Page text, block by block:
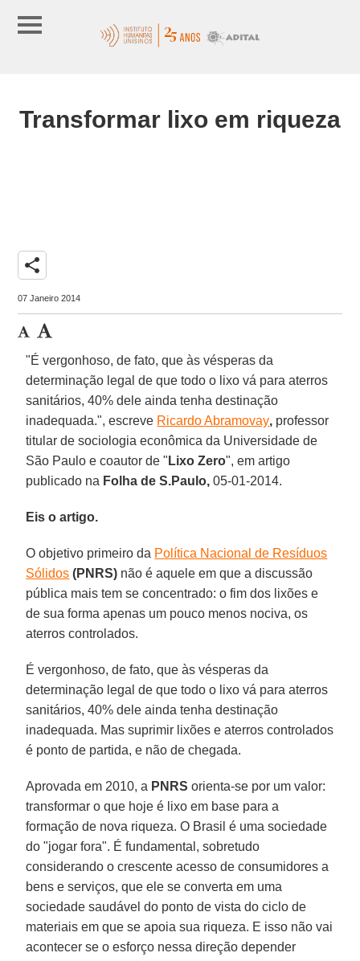
Transformar lixo em riqueza
share
07 Janeiro 2014
"É vergonhoso, de fato, que às vésperas da
determinação legal de que todo o lixo vá para aterros
sanitários, 40% dele ainda tenha destinação
inadequada.", escreve Ricardo Abramovay, professor
titular de sociologia econômica da Universidade de
São Paulo e coautor de " Lixo Zero", em artigo
publicado na Folha de S.Paulo, 05-01-2014.
Eis o artigo.
O objetivo primeiro da Política Nacional de Resíduos
Sólidos (PNRS) não é aquele em que a discussão
pública mais tem se concentrado: o fim dos lixões e
de sua forma apenas um pouco menos nociva, os
aterros controlados.
É vergonhoso, de fato, que às vésperas da
determinação legal de que todo o lixo vá para aterros
sanitários, 40% dele ainda tenha destinação
inadequada. Mas suprimir lixões e aterros controlados
é ponto de partida, e não de chegada.
Aprovada em 2010, a PNRS orienta-se por um valor:
transformar o que hoje é lixo em base para a
formação de nova riqueza. O Brasil é uma sociedade
do "jogar fora". É fundamental, sobretudo
considerando o crescente acesso de consumidores a
bens e serviços, que ele se converta em uma
sociedade saudável do ponto de vista do ciclo de
materiais em que se apoia sua riqueza. E isso não vai
acontecer se o esforço nessa direção depender